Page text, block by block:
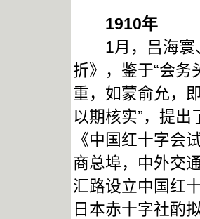
1910年
1月，吕海寰、
折》，鉴于“会
重，如蒙俞允，
以期核实”，提出
《中国红十字会
商总埠，中外交
汇路设立中国红
日本赤十字社酌